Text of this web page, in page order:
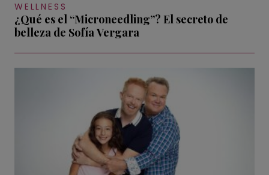
WELLNESS
¿Qué es el “Microneedling”? El secreto de
belleza de Sofía Vergara